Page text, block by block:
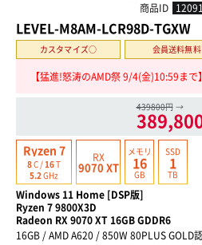
商品ID
LEVEL-M8AM-LCR98D-TGXW
カスタマイズ○ 会員送料無料
【猛進!怒涛のAMD祭 9/4(金)10:59ま
439800円 →
Ryzen 7
8C / 16T
5.2GHz
RX
9070 XT
メモリ
16
GB
SSD
1
TB
Windows 11 Home [DSP版]
Ryzen 7 9800X3D
Radeon RX 9070 XT 16GB GDDR6
16GB / AMD A620 / 850W 80PLUS GOLD